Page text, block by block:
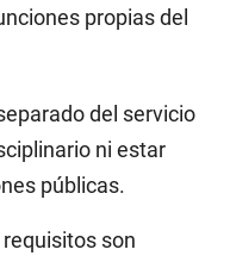
propias del
del servicio
ni estar
públicas.
son